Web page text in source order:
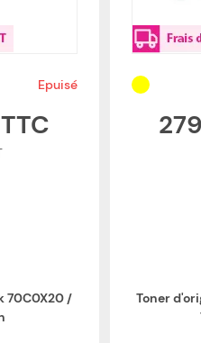
Epuisé
70C0X20 /
Toner